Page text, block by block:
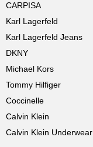
CARPISA
Karl Lagerfeld
Karl Lagerfeld Jeans
DKNY
Michael Kors
Tommy Hilfiger
Coccinelle
Calvin Klein
Calvin Klein Underwear